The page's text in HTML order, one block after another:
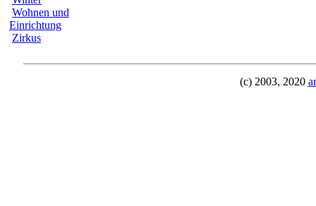
Wohnen und
Einrichtung
Zirkus
(c) 2003, 2020